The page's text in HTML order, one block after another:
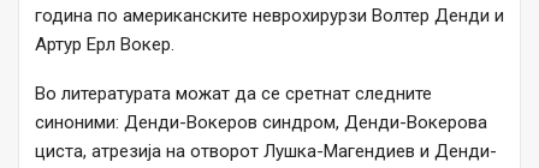
година по американските неврохирурзи Волтер Денди и
Артур Ерл Вокер.
Во литературата можат да се сретнат следните
синоними: Денди-Вокеров синдром, Денди-Вокерова
циста, атрезија на отворот Лушка-Магендиев и Денди-